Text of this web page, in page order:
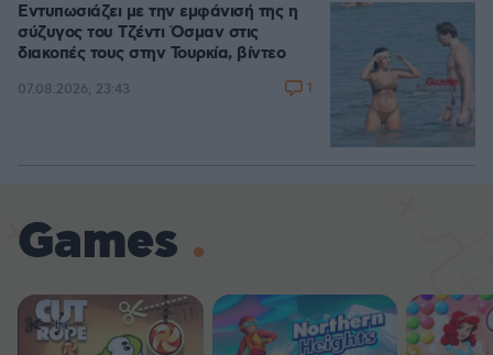
Εντυπωσιάζει με την εμφάνισή της η
σύζυγος του Τζέντι Όσμαν στις
διακοπές τους στην Τουρκία, βίντεο
07.08.2026, 23:43 1
Games